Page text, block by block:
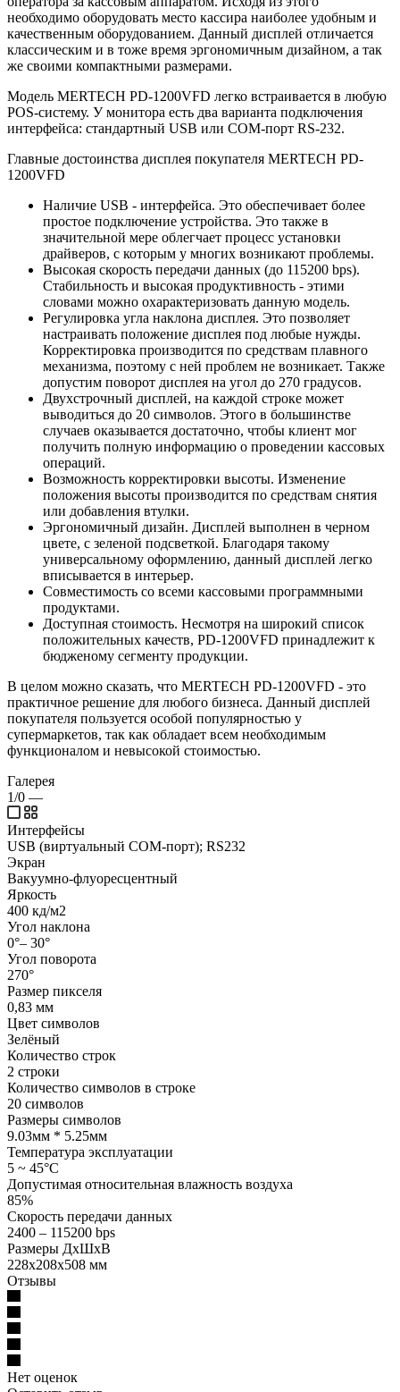
необходимо оборудовать место кассира наиболее удобным и
качественным оборудованием. Данный дисплей отличается
классическим и в тоже время эргономичным дизайном, а так
же своими компактными размерами.
Модель MERTECH PD-1200VFD легко встраивается в любую
POS-систему. У монитора есть два варианта подключения
интерфейса: стандартный USB или COM-порт RS-232.
Главные достоинства дисплея покупателя MERTECH PD-
1200VFD
Наличие USB - интерфейса. Это обеспечивает более
простое подключение устройства. Это также в
значительной мере облегчает процесс установки
драйверов, с которым у многих возникают проблемы.
Высокая скорость передачи данных (до 115200 bps).
Стабильность и высокая продуктивность - этими
словами можно охарактеризовать данную модель.
Регулировка угла наклона дисплея. Это позволяет
настраивать положение дисплея под любые нужды.
Корректировка производится по средствам плавного
механизма, поэтому с ней проблем не возникает. Также
допустим поворот дисплея на угол до 270 градусов.
Двухстрочный дисплей, на каждой строке может
выводиться до 20 символов. Этого в большинстве
случаев оказывается достаточно, чтобы клиент мог
получить полную информацию о проведении кассовых
операций.
Возможность корректировки высоты. Изменение
положения высоты производится по средствам снятия
или добавления втулки.
Эргономичный дизайн. Дисплей выполнен в черном
цвете, с зеленой подсветкой. Благодаря такому
универсальному оформлению, данный дисплей легко
вписывается в интерьер.
Совместимость со всеми кассовыми программными
продуктами.
Доступная стоимость. Несмотря на широкий список
положительных качеств, PD-1200VFD принадлежит к
бюдженому сегменту продукции.
В целом можно сказать, что MERTECH PD-1200VFD - это
практичное решение для любого бизнеса. Данный дисплей
покупателя пользуется особой популярностью у
супермаркетов, так как обладает всем необходимым
функционалом и невысокой стоимостью.
Галерея
1/0 —
Интерфейсы
USB (виртуальный COM-порт); RS232
Экран
Вакуумно-флуоресцентный
Яркость
400 кд/м2
Угол наклона
0°– 30°
Угол поворота
270°
Размер пикселя
0,83 мм
Цвет символов
Зелёный
Количество строк
2 строки
Количество символов в строке
20 символов
Размеры символов
9.03мм * 5.25мм
Температура эксплуатации
5 ~ 45°C
Допустимая относительная влажность воздуха
85%
Скорость передачи данных
2400 – 115200 bps
Размеры ДхШхВ
228х208х508 мм
Отзывы
Нет оценок